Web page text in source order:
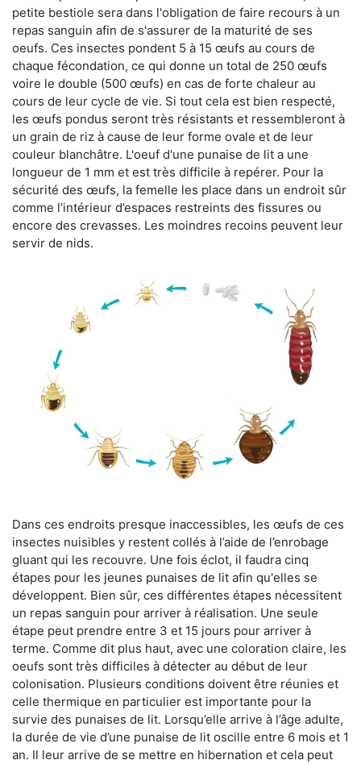
petite bestiole sera dans l'obligation de faire recours à un
repas sanguin afin de s'assurer de la maturité de ses
oeufs. Ces insectes pondent 5 à 15 œufs au cours de
chaque fécondation, ce qui donne un total de 250 œufs
voire le double (500 œufs) en cas de forte chaleur au
cours de leur cycle de vie. Si tout cela est bien respecté,
les œufs pondus seront très résistants et ressembleront à
un grain de riz à cause de leur forme ovale et de leur
couleur blanchâtre. L'oeuf d'une punaise de lit a une
longueur de 1 mm et est très difficile à repérer. Pour la
sécurité des œufs, la femelle les place dans un endroit sûr
comme l’intérieur d’espaces restreints des fissures ou
encore des crevasses. Les moindres recoins peuvent leur
servir de nids.
Dans ces endroits presque inaccessibles, les œufs de ces
insectes nuisibles y restent collés à l’aide de l’enrobage
gluant qui les recouvre. Une fois éclot, il faudra cinq
étapes pour les jeunes punaises de lit afin qu'elles se
développent. Bien sûr, ces différentes étapes nécessitent
un repas sanguin pour arriver à réalisation. Une seule
étape peut prendre entre 3 et 15 jours pour arriver à
terme. Comme dit plus haut, avec une coloration claire, les
oeufs sont très difficiles à détecter au début de leur
colonisation. Plusieurs conditions doivent être réunies et
celle thermique en particulier est importante pour la
survie des punaises de lit. Lorsqu’elle arrive à l’âge adulte,
la durée de vie d’une punaise de lit oscille entre 6 mois et 1
an. Il leur arrive de se mettre en hibernation et cela peut